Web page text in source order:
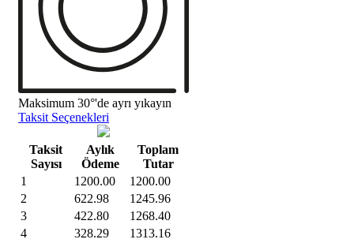
Maksimum 30°'de ayrı yıkayın
Taksit Seçenekleri
Taksit
Sayısı
Aylık
Ödeme
Toplam
Tutar
1
1200.00
1200.00
2
622.98
1245.96
3
422.80
1268.40
4
328.29
1313.16